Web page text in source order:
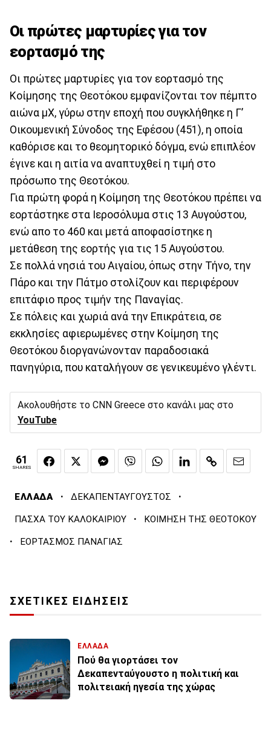
Οι πρώτες μαρτυρίες για τον
εορτασμό της
Οι πρώτες μαρτυρίες για τον εορτασμό της
Κοίμησης της Θεοτόκου εμφανίζονται τον πέμπτο
αιώνα μΧ, γύρω στην εποχή που συγκλήθηκε η Γ’
Οικουμενική Σύνοδος της Εφέσου (451), η οποία
καθόρισε και το θεομητορικό δόγμα, ενώ επιπλέον
έγινε και η αιτία να αναπτυχθεί η τιμή στο
πρόσωπο της Θεοτόκου.
Για πρώτη φορά η Κοίμηση της Θεοτόκου πρέπει να
εορτάστηκε στα Ιεροσόλυμα στις 13 Αυγούστου,
ενώ απο το 460 και μετά αποφασίστηκε η
μετάθεση της εορτής για τις 15 Αυγούστου.
Σε πολλά νησιά του Αιγαίου, όπως στην Τήνο, την
Πάρο και την Πάτμο στολίζουν και περιφέρουν
επιτάφιο προς τιμήν της Παναγίας.
Σε πόλεις και χωριά ανά την Επικράτεια, σε
εκκλησίες αφιερωμένες στην Κοίμηση της
Θεοτόκου διοργανώνονταν παραδοσιακά
πανηγύρια, που καταλήγουν σε γενικευμένο γλέντι.
Ακολουθήστε το CNN Greece στο κανάλι μας στο
YouTube
61
SHARES
ΕΛΛΑΔΑ · ΔΕΚΑΠΕΝΤΑΥΓΟΥΣΤΟΣ ·
ΠΑΣΧΑ ΤΟΥ ΚΑΛΟΚΑΙΡΙΟΥ · ΚΟΙΜΗΣΗ ΤΗΣ ΘΕΟΤΟΚΟΥ
· ΕΟΡΤΑΣΜΟΣ ΠΑΝΑΓΙΑΣ
ΣΧΕΤΙΚΕΣ ΕΙΔΗΣΕΙΣ
ΕΛΛΑΔΑ
Πού θα γιορτάσει τον
Δεκαπενταύγουστο η πολιτική και
πολιτειακή ηγεσία της χώρας